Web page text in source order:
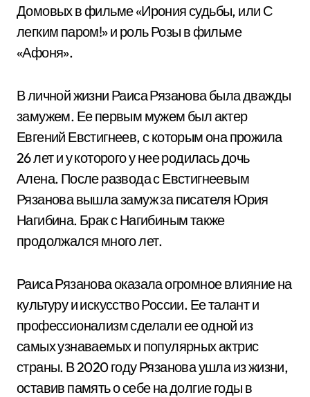
Домовых в фильме «Ирония судьбы, или С
легким паром!» и роль Розы в фильме
«Афоня».
В личной жизни Раиса Рязанова была дважды
замужем. Ее первым мужем был актер
Евгений Евстигнеев, с которым она прожила
26 лет и у которого у нее родилась дочь
Алена. После развода с Евстигнеевым
Рязанова вышла замуж за писателя Юрия
Нагибина. Брак с Нагибиным также
продолжался много лет.
Раиса Рязанова оказала огромное влияние на
культуру и искусство России. Ее талант и
профессионализм сделали ее одной из
самых узнаваемых и популярных актрис
страны. В 2020 году Рязанова ушла из жизни,
оставив память о себе на долгие годы в